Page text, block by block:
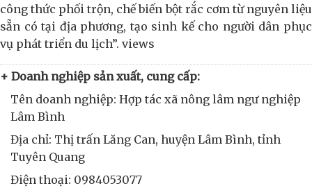
công thức phối trộn, chế biến bột rắc cơm từ nguyên liệu
sẵn có tại địa phương, tạo sinh kế cho người dân phục
vụ phát triển du lịch”. views
+ Doanh nghiệp sản xuất, cung cấp:
Tên doanh nghiệp: Hợp tác xã nông lâm ngư nghiệp
Lâm Bình
Địa chỉ: Thị trấn Lăng Can, huyện Lâm Bình, tỉnh
Tuyên Quang
Điện thoại: 0984053077